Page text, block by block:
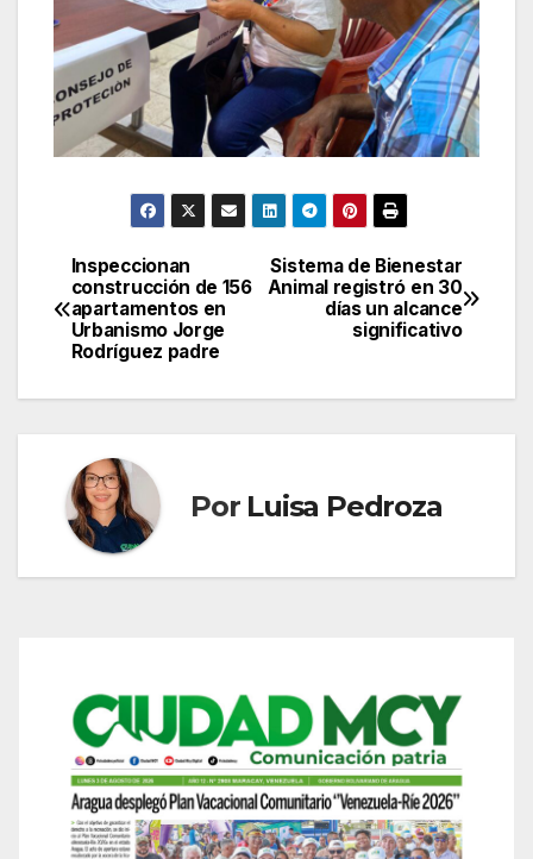
Navegación
de
entradas
Sistema de Bienestar
Animal registró en 30
días un alcance
significativo
Inspeccionan
construcción de 156
apartamentos en
Urbanismo Jorge
Rodríguez padre
Por Luisa Pedroza